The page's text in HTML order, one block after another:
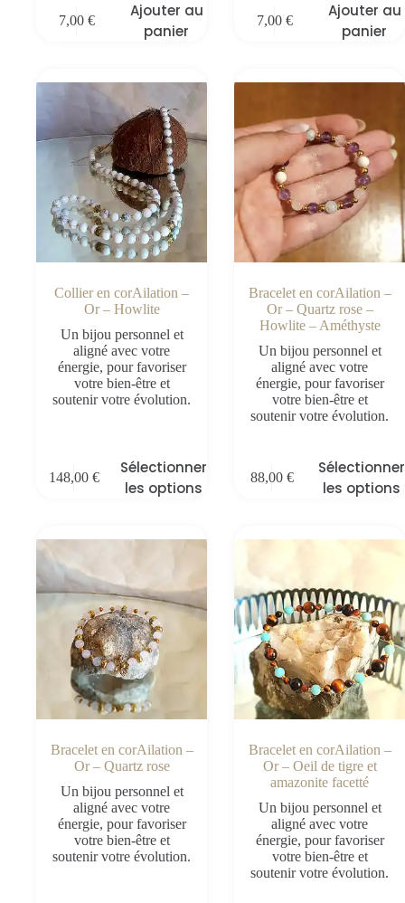
7,00 €
Ajouter au
panier
7,00 €
Ajouter au
panier
Collier en corAilation –
Or – Howlite
Un bijou personnel et
aligné avec votre
énergie, pour favoriser
votre bien-être et
soutenir votre évolution.
148,00 €
Sélectionner
les options
Bracelet en corAilation –
Or – Quartz rose –
Howlite – Améthyste
Un bijou personnel et
aligné avec votre
énergie, pour favoriser
votre bien-être et
soutenir votre évolution.
88,00 €
Sélectionner
les options
Bracelet en corAilation –
Or – Quartz rose
Un bijou personnel et
aligné avec votre
énergie, pour favoriser
votre bien-être et
soutenir votre évolution.
Bracelet en corAilation –
Or – Oeil de tigre et
amazonite facetté
Un bijou personnel et
aligné avec votre
énergie, pour favoriser
votre bien-être et
soutenir votre évolution.